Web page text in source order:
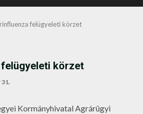
felügyeleti körzet
körzet
31.
Kormányhivatal Agrárügyi